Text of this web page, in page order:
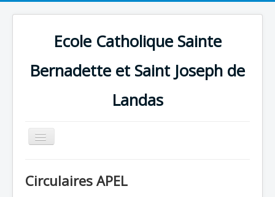
Ecole Catholique Sainte
Bernadette et Saint Joseph de
Landas
Basculer
la
Circulaires APEL